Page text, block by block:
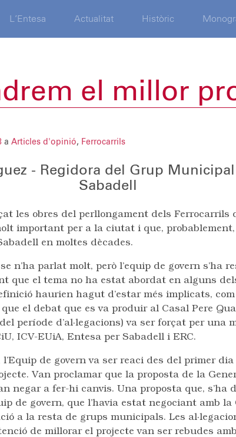
L’Entesa Actualitat Històric
el millor
a Articles d'opinió, Ferrocarrils
- Regidora del Grup
Sabadell
les obres del perllongament dels Ferrocarrils
important per a la ciutat i que,
en moltes dècades.
n’ha parlat molt, però l’equip de govern s’ha
que el tema no ha estat abordat en alguns
haurien hagut d’estar més implicats,
el debat que es va produir al Casal Pere
període d’al·legacions) va ser forçat per una
ICV-EUiA, Entesa per Sabadell i ERC.
de govern va ser reaci des del primer
Van proclamar que la proposta de la
negar a fer-hi canvis. Una proposta que, s’ha
de govern, que l’havia estat negociant amb
a la resta de grups municipals. Les
de millorar el projecte van ser rebudes